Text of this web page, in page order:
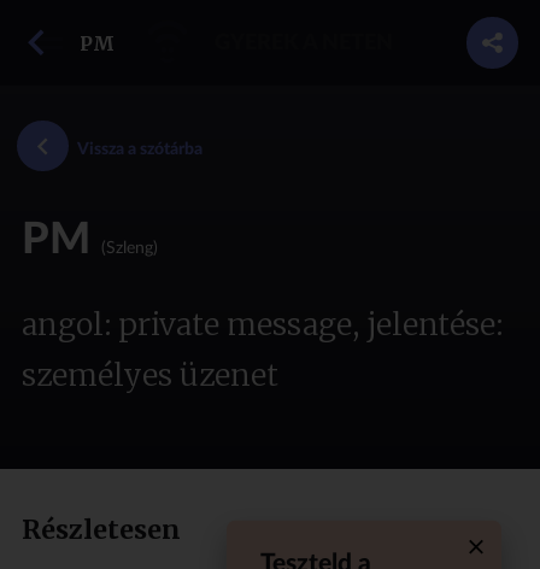
PM
Vissza a szótárba
PM (Szleng)
angol: private message, jelentése:
személyes üzenet
Részletesen
Teszteld a